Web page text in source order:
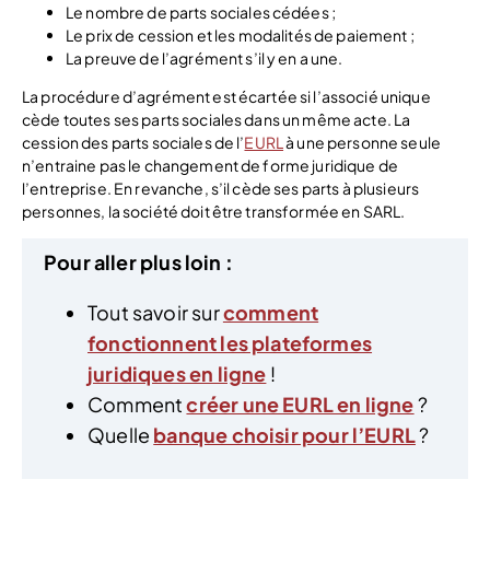
Le nombre de parts sociales cédées ;
Le prix de cession et les modalités de paiement ;
La preuve de l’agrément s’il y en a une.
La procédure d’agrément est écartée si l’associé unique
cède toutes ses parts sociales dans un même acte. La
cession des parts sociales de l’EURL à une personne seule
n’entraine pas le changement de forme juridique de
l’entreprise. En revanche, s’il cède ses parts à plusieurs
personnes, la société doit être transformée en SARL.
Pour aller plus loin :
Tout savoir surcomment
fonctionnent les plateformes
juridiques en ligne !
Commentcréer une EURL en ligne?
Quelle banque choisir pour l’EURL?